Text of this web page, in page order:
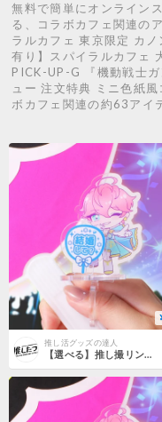
無料で簡単にオンライン
る、コラボカフェ関連の
ラルカフェ 東京限定 カ
有り】スパイラルカフェ
PICK-UP-G 『機動戦士ガ
ュー 注文特典 ミニ色紙
ボカフェ関連の約63アイ
推し活グッズの達人
【選べる】推し撮リング 応援うちわ 結婚して 全9色